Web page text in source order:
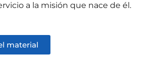
a la misión que nace de él.
material